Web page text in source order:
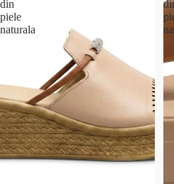
din
piele
naturala